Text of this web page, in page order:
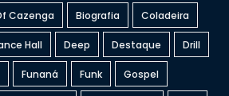
Cazenga Biografia Coladeira
Hall Deep Destaque Drill
Funaná Funk Gospel